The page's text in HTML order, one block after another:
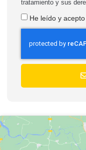
tratamiento y sus
He leído y acepto